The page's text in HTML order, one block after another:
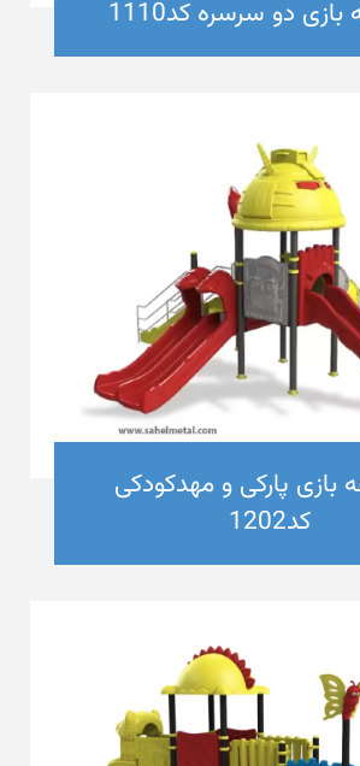
سرسره کد1110
پارکی و مهدکودکی